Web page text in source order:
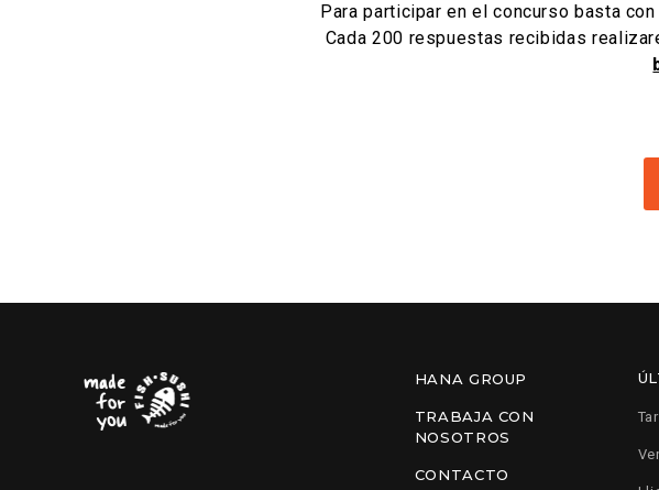
Para participar en el concurso basta
Cada 200 respuestas recibidas
HANA GROUP
TRABAJA CON
NOSOTROS
CONTACTO